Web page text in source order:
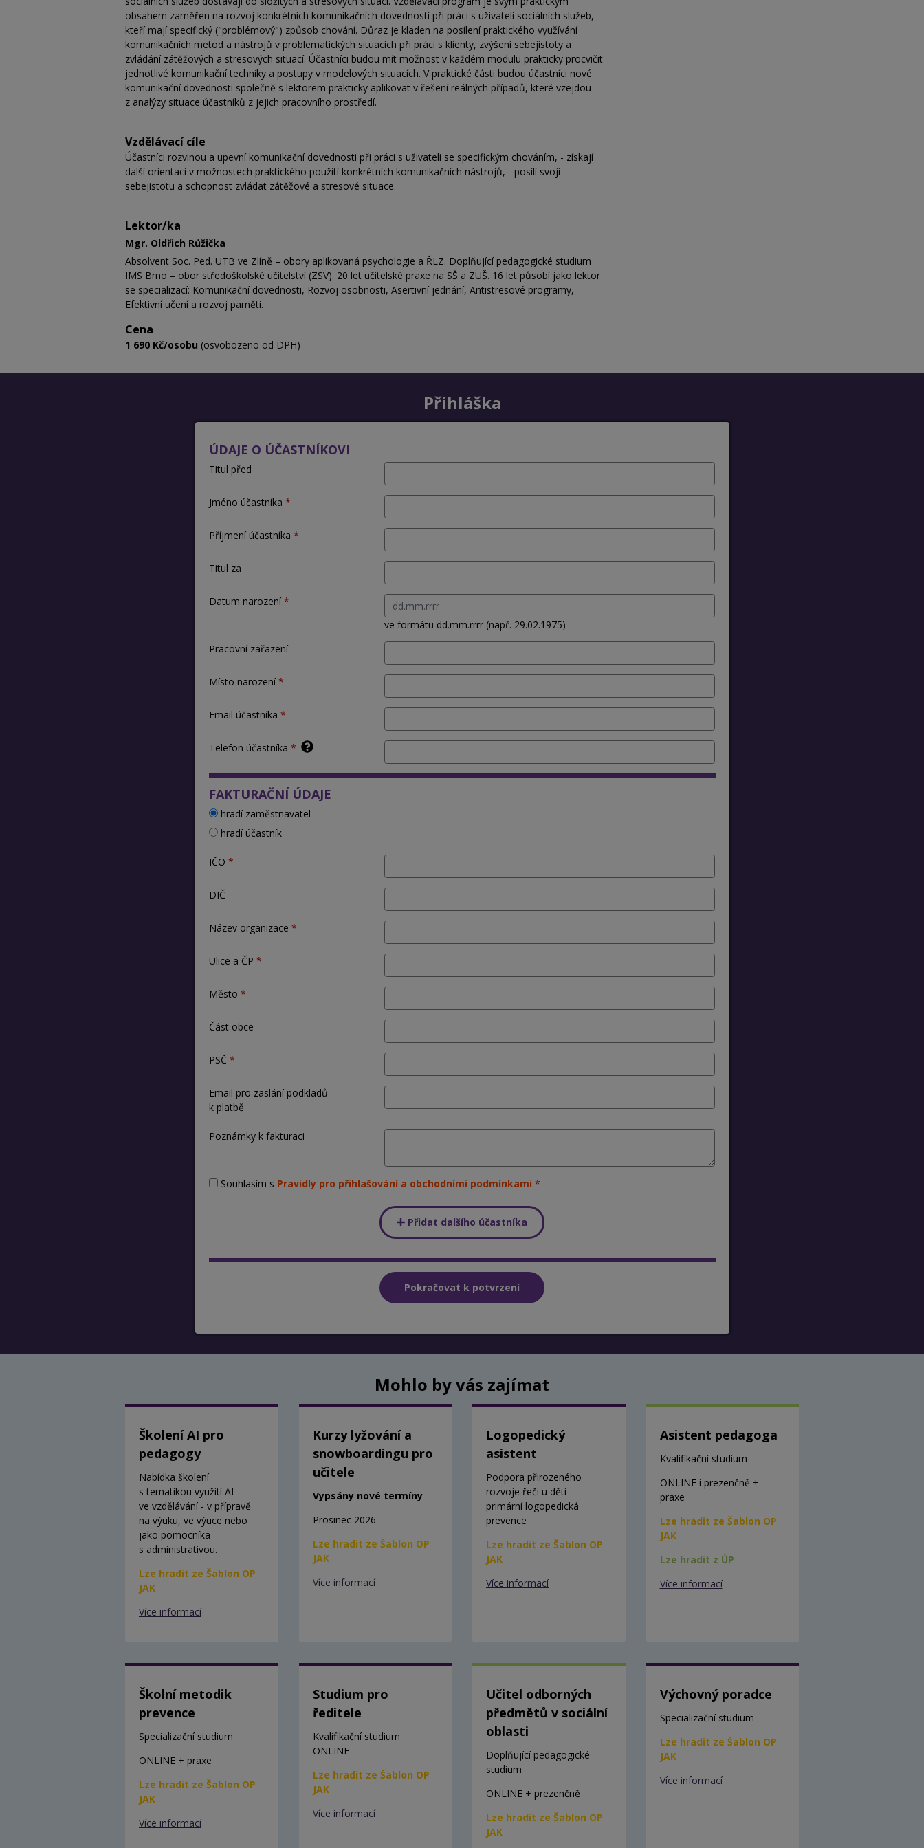
obsahem zaměřen na rozvoj konkrétních komunikačních dovedností při práci s uživateli sociálních služeb,
kteří mají specifický ("problémový") způsob chování. Důraz je kladen na posílení praktického využívání
komunikačních metod a nástrojů v problematických situacích při práci s klienty, zvýšení sebejistoty a
zvládání zátěžových a stresových situací. Účastníci budou mít možnost v každém modulu prakticky procvičit
jednotlivé komunikační techniky a postupy v modelových situacích. V praktické části budou účastníci nové
komunikační dovednosti společně s lektorem prakticky aplikovat v řešení reálných případů, které vzejdou
z analýzy situace účastníků z jejich pracovního prostředí.
Vzdělávací cíle
Účastníci rozvinou a upevní komunikační dovednosti při práci s uživateli se specifickým chováním, - získají
další orientaci v možnostech praktického použití konkrétních komunikačních nástrojů, - posílí svoji
sebejistotu a schopnost zvládat zátěžové a stresové situace.
Lektor/ka
Mgr. Oldřich Růžička
Absolvent Soc. Ped. UTB ve Zlíně – obory aplikovaná psychologie a ŘLZ. Doplňující pedagogické studium
IMS Brno – obor středoškolské učitelství (ZSV). 20 let učitelské praxe na SŠ a ZUŠ. 16 let působí jako lektor
se specializací: Komunikační dovednosti, Rozvoj osobnosti, Asertivní jednání, Antistresové programy,
Efektivní učení a rozvoj paměti.
Cena
1 690 Kč/osobu (osvobozeno od DPH)
Přihláška
ÚDAJE O ÚČASTNÍKOVI
Titul před
Jméno účastníka
Příjmení účastníka
Titul za
Datum narození
ve formátu dd.mm.rrrr (např. 29.02.1975)
Pracovní zařazení
Místo narození
Email účastníka
Telefon účastníka
FAKTURAČNÍ ÚDAJE
hradí zaměstnavatel
hradí účastník
IČO
DIČ
Název organizace
Ulice a ČP
Město
Část obce
PSČ
Email pro zaslání podkladů
k platbě
Poznámky k fakturaci
Souhlasím s Pravidly pro přihlašování a obchodními podmínkami
Přidat dalšího účastníka
Mohlo by vás zajímat
Školení AI pro
pedagogy
Nabídka školení
s tematikou využití AI
ve vzdělávání - v přípravě
na výuku, ve výuce nebo
jako pomocníka
s administrativou.
Lze hradit ze Šablon OP
JAK
Více informací
Kurzy lyžování a
snowboardingu pro
učitele
Vypsány nové termíny
Prosinec 2026
Lze hradit ze Šablon OP
JAK
Více informací
Logopedický
asistent
Podpora přirozeného
rozvoje řeči u dětí -
primární logopedická
prevence
Lze hradit ze Šablon OP
JAK
Více informací
Asistent pedagoga
Kvalifikační studium
ONLINE i prezenčně +
praxe
Lze hradit ze Šablon OP
JAK
Lze hradit z ÚP
Více informací
Školní metodik
prevence
Specializační studium
ONLINE + praxe
Lze hradit ze Šablon OP
JAK
Více informací
Studium pro
ředitele
Kvalifikační studium
ONLINE
Lze hradit ze Šablon OP
JAK
Více informací
Učitel odborných
předmětů v sociální
oblasti
Doplňující pedagogické
studium
ONLINE + prezenčně
Lze hradit ze Šablon OP
JAK
Výchovný poradce
Specializační studium
Lze hradit ze Šablon OP
JAK
Více informací